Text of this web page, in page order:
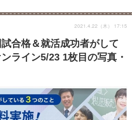
合格＆就活成功者がして
ライン5/23 1枚目の写真・
2021.4.22（木） 17:15